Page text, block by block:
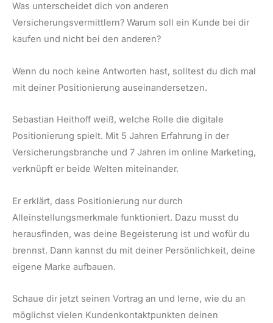
Was unterscheidet dich von anderen
Versicherungsvermittlern? Warum soll ein Kunde bei dir
kaufen und nicht bei den anderen?
Wenn du noch keine Antworten hast, solltest du dich mal
mit deiner Positionierung auseinandersetzen.
Sebastian Heithoff weiß, welche Rolle die digitale
Positionierung spielt. Mit 5 Jahren Erfahrung in der
Versicherungsbranche und 7 Jahren im online Marketing,
verknüpft er beide Welten miteinander.
Er erklärt, dass Positionierung nur durch
Alleinstellungsmerkmale funktioniert. Dazu musst du
herausfinden, was deine Begeisterung ist und wofür du
brennst. Dann kannst du mit deiner Persönlichkeit, deine
eigene Marke aufbauen.
Schaue dir jetzt seinen Vortrag an und lerne, wie du an
möglichst vielen Kundenkontaktpunkten deinen